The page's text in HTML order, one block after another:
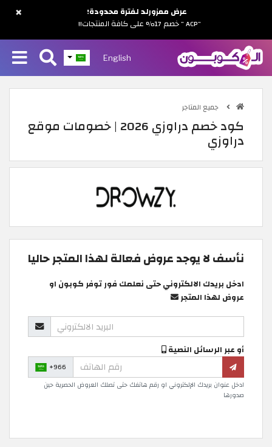
English
جميع المتاجر
كود خصم دراوزي 2026 | خصومات موقع
دراوزي
نأسف لا يوجد عروض فعالة لهذا المتجر حاليا
ادخل بريدك الالكتروني حتى نعلمك فور توفر كوبون او
عروض لهذا المتجر
أو عبر الرسائل النصية
+966
ادخل عنوان بريدك الإلكتروني او رقم هاتفك حتى تصلك العروض الحصرية حين
صدورها
×
عرض ممزورلد لفترة محدودة!
"ACP " خصم 17% على كافة المنتجات!!